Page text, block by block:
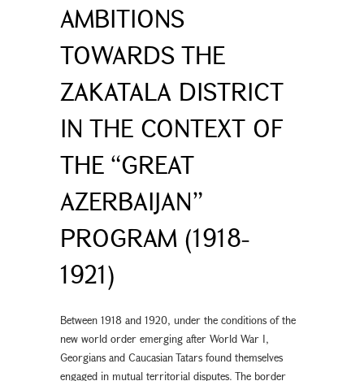
AMBITIONS
TOWARDS THE
ZAKATALA DISTRICT
IN THE CONTEXT OF
THE “GREAT
AZERBAIJAN”
PROGRAM (1918-
1921)
Between 1918 and 1920, under the conditions of the
new world order emerging after World War I,
Georgians and Caucasian Tatars found themselves
engaged in mutual territorial disputes. The border